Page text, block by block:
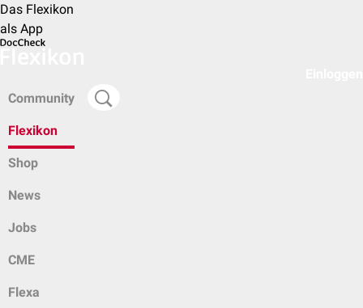
Das Flexikon
als App
Community
Flexikon
Shop
News
Jobs
CME
Flexa